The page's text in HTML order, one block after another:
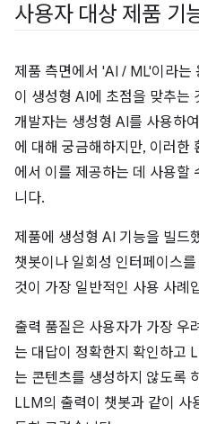
사용자 대상 제품 기
제품 측면에서 'AI / ML'이라는
이 생성형 AI에 초점을 맞추는
개발자는 생성형 AI를 사용하
에 대해 궁금해하지만, 이러한
에서 이를 제공하는 데 사용할
니다.
제품에 생성형 AI 기능을 빌드
챗봇이나 일회성 인터페이스
것이 가장 일반적인 사용 사례
출력 품질은 사용자가 가장 우
는 대답이 정확한지 확인하고
는 콘텐츠를 생성하지 않도록
LLM의 출력이 챗봇과 같이 사